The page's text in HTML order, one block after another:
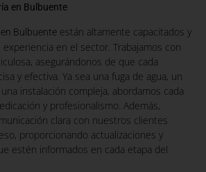
en Bulbuente
Bulbuente están altamente capacitados y
en el sector. Trabajamos con
asegurándonos de que cada
y efectiva. Ya sea una fuga de agua, un
instalación compleja, abordamos cada
y profesionalismo. Además,
clara con nuestros clientes
proporcionando actualizaciones y
estén informados en cada etapa del